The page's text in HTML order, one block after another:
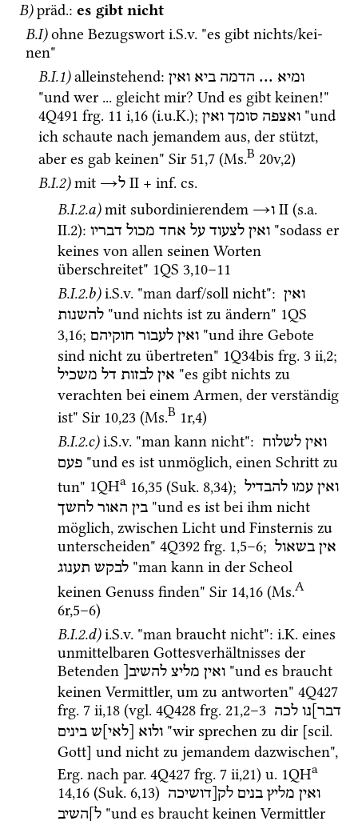
B)präd.: es gibt nicht
B.I)ohne Be­­zugs­­wort i.S.v. "es gibt nichts/kei­
nen"
B.I.1)alleinstehend: ומיא ... הדמה ביא ואין
4Q491 frg. 11 i,16 (i.u.K.); ואצפה סומך ואין
"und
ich schaute nach jemandem aus, der stützt,
aber es gab keinen" Sir 51,7 (Ms.B 20v,2)
B.I.2)mit →ל ‎ II + inf. cs.
B.I.2.a)mit subordinierendem →ו ‎ II (s.a.
II.2): ואין לצעוד על אחד מכול דבריו
"sodass er
keines von allen seinen Worten
überschreitet" 1QS 3,10–11
B.I.2.b)i.S.v. "man darf/soll nicht": ואין
להשנות "und nichts ist zu ändern" 1QS
3,16; ואין לעבור חוקיהם
"und ihre Gebote
sind nicht zu übertreten" 1Q34bis frg. 3 ii,2
אין לבזות דל משכיל
"es gibt nichts zu
verachten bei einem Armen, der verständig
ist" Sir 10,23 (Ms.B 1r,4)
B.I.2.c)i.S.v. "man kann nicht": ואין לשלוח
פעם "und es ist unmöglich, einen Schritt zu
tun" 1QHa 16,35 (Suk. 8,34); ואין עמו להבדיל
בין האור לחשך
"und es ist bei ihm nicht
möglich, zwischen Licht und Finsternis zu
unterscheiden" 4Q392 frg. 1,5–6; אין בשאול
לבקש תענוג
"man kann in der Scheol
keinen Genuss finden" Sir 14,16 (Ms.A
6r,5–6)
B.I.2.d)i.S.v. "man braucht nicht": i.K. eines
unmittelbaren Gottesverhältnisses der
Betenden
ואין מליצ להשיב[
"und es braucht
keinen Vermittler, um zu antworten" 4Q427
frg. 7 ii,18 (vgl. 4Q428 frg. 21,2–3 דבר]נו לכה
ולוא
[לאי]ש בינים "wir sprechen zu dir [scil.
Erg. nach par. 4Q427 frg. 7 ii,21) u. 1QHa
14,16 (Suk. 6,13) ואין מליץ בנים לק[דושיכה
ל]השיב "und es braucht keinen Vermittler